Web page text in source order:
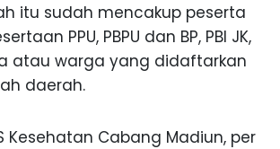
itu sudah mencakup peserta
PPU, PBPU dan BP, PBI JK,
atau warga yang didaftarkan
daerah.
Kesehatan Cabang Madiun, per